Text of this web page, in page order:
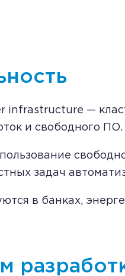
infrastructure —
и свободного ПО.
задач
в банках,